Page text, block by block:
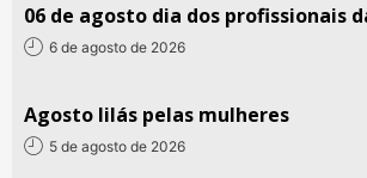
06 de agosto dia dos profissionais
6 de agosto de 2026
Agosto lilás pelas mulheres
5 de agosto de 2026